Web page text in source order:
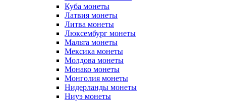
Куба монеты
Латвия монеты
Литва монеты
Люксембург монеты
Мальта монеты
Мексика монеты
Молдова монеты
Монако монеты
Монголия монеты
Нидерланды монеты
Ниуэ монеты